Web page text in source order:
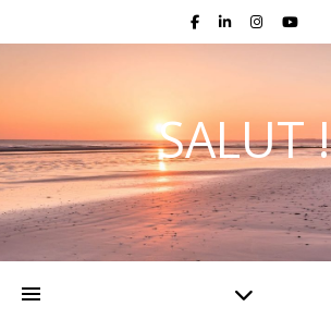
SALUT !